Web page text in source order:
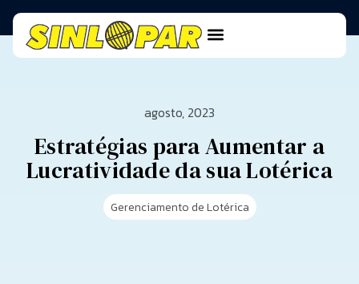
agosto, 2023
Estratégias para Aumentar a
Lucratividade da sua Lotérica
Gerenciamento de Lotérica